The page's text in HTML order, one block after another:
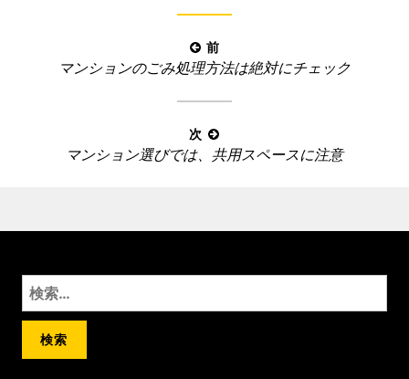
ョ
前
前
マンションのごみ処理方法は絶対にチェック
次
次
マンション選びでは、共用スペースに注意
検
索